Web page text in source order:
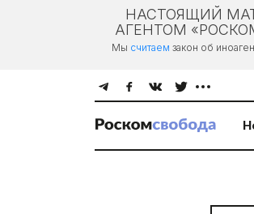
НАСТОЯЩИЙ
АГЕНТОМ
Мы считаем закон об